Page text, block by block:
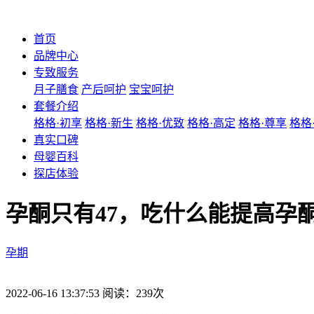
首页
品牌中心
专致服务
月子膳食 产后呵护 宝宝呵护
套餐介绍
格格·初享 格格·新生 格格·优致 格格·高定 格格·尊享 格格
真实口碑
母婴百科
探店体验
孕酮只有47，吃什么能提高孕
孕期
2022-06-16 13:37:53 阅读：239次